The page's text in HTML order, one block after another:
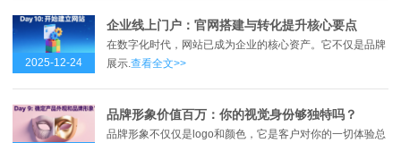
2025-12-24
企业线上门户：官网搭建与转化提升核心要点
在数字化时代，网站已成为企业的核心资产。它不仅是品牌
展示.查看全文>>
品牌形象价值百万：你的视觉身份够独特吗？
品牌形象不仅仅是logo和颜色，它是客户对你的一切体验总